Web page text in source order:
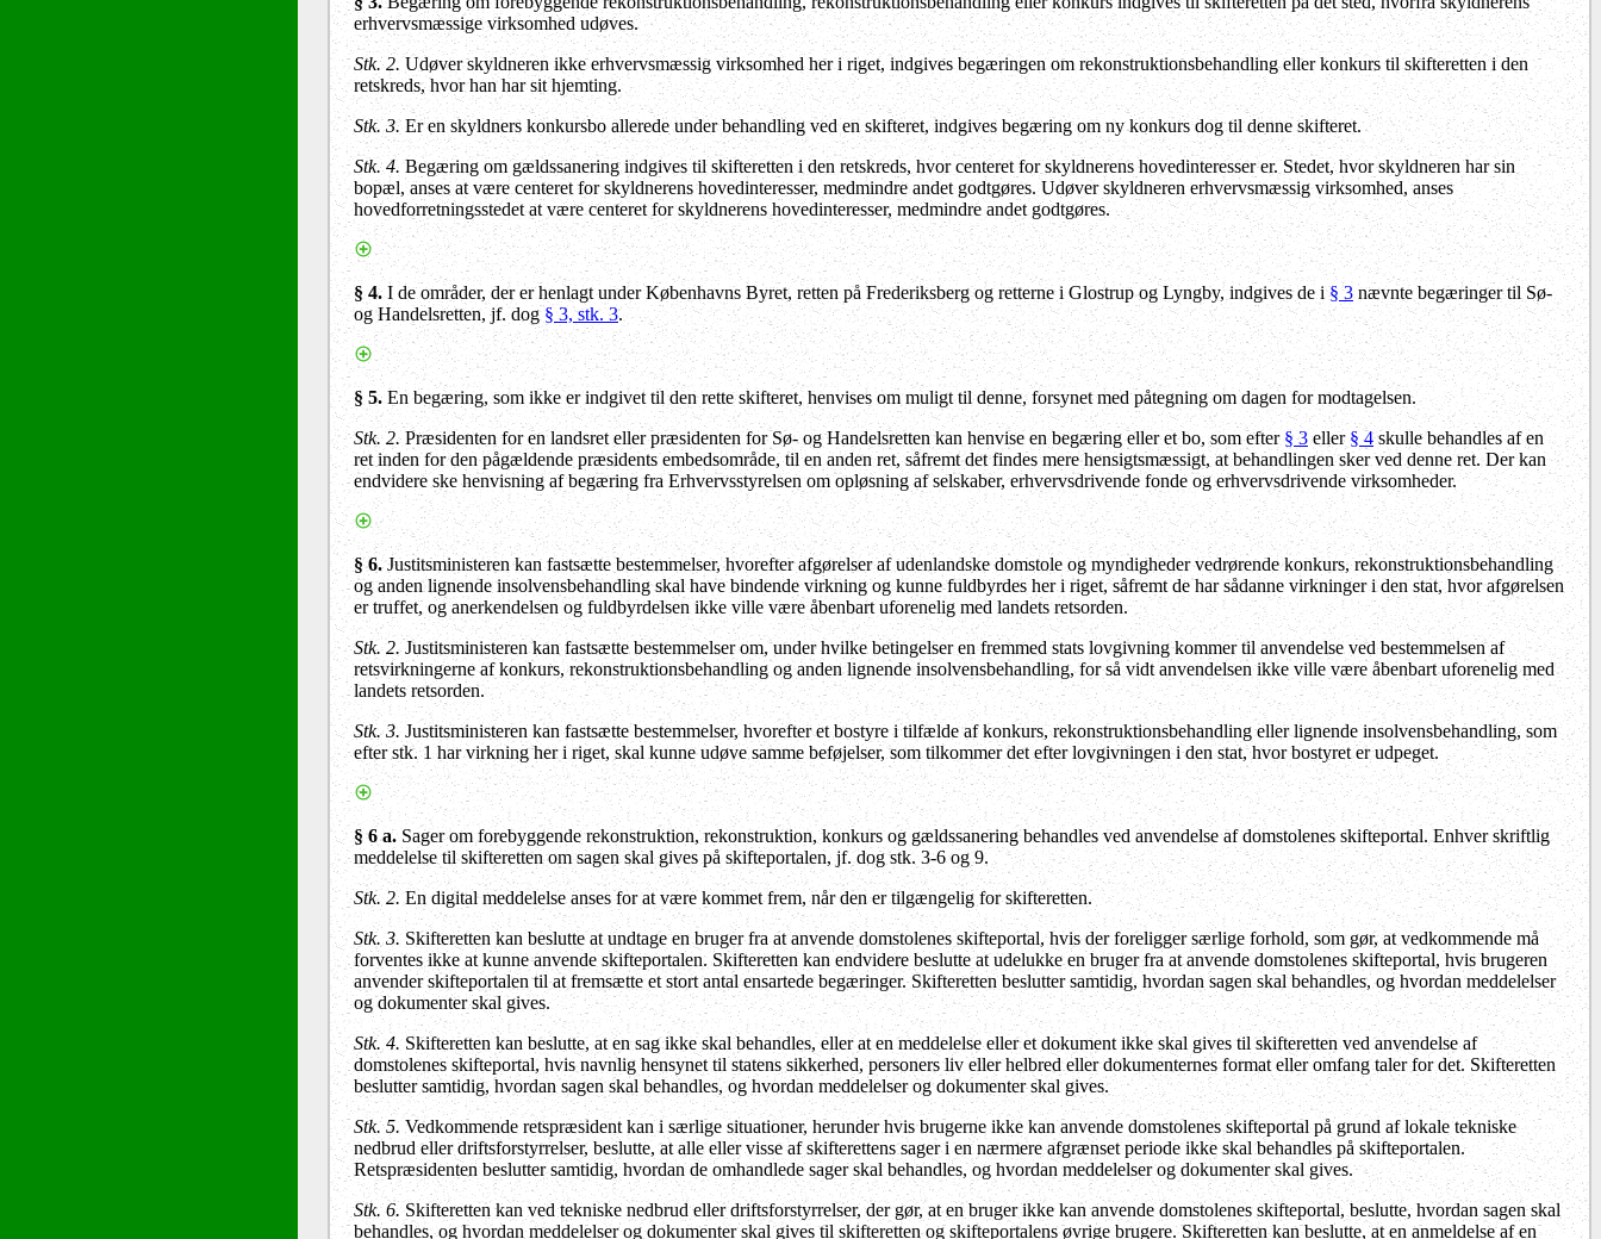
erhvervsmæssige virksomhed udøves.
Stk. 2. Udøver skyldneren ikke erhvervsmæssig virksomhed her i riget, indgives begæringen om rekonstruktionsbehandling eller konkurs til skifteretten i den
retskreds, hvor han har sit hjemting.
Stk. 3.Er en skyldners konkursbo allerede under behandling ved en skifteret, indgives begæring om ny konkurs dog til denne skifteret.
Stk. 4. Begæring om gældssanering indgives til skifteretten i den retskreds, hvor centeret for skyldnerens hovedinteresser er. Stedet, hvor skyldneren har sin
bopæl, anses at være centeret for skyldnerens hovedinteresser, medmindre andet godtgøres. Udøver skyldneren erhvervsmæssig virksomhed, anses
hovedforretningsstedet at være centeret for skyldnerens hovedinteresser, medmindre andet godtgøres.
§ 4. I de områder, der er henlagt under Københavns Byret, retten på Frederiksberg og retterne i Glostrup og Lyngby, indgives de i§ 3 nævnte begæringer til Sø-
og Handelsretten, jf. dog § 3, stk. 3.
§ 5. En begæring, som ikke er indgivet til den rette skifteret, henvises om muligt til denne, forsynet med påtegning om dagen for modtagelsen.
Stk. 2.Præsidenten for en landsret eller præsidenten for Sø- og Handelsretten kan henvise en begæring eller et bo, som efter § 3 eller § 4skulle behandles af en
ret inden for den pågældende præsidents embedsområde, til en anden ret, såfremt det findes mere hensigtsmæssigt, at behandlingen sker ved denne ret. Der kan
endvidere ske henvisning af begæring fra Erhvervsstyrelsen om opløsning af selskaber, erhvervsdrivende fonde og erhvervsdrivende virksomheder.
§ 6.Justitsministeren kan fastsætte bestemmelser, hvorefter afgørelser af udenlandske domstole og myndigheder vedrørende konkurs,rekonstruktionsbehandling
og anden lignende insolvensbehandling skal have bindende virkning og kunne fuldbyrdes her i riget, såfremt de har sådanne virkninger i den stat, hvor afgørelsen
er truffet, og anerkendelsen og fuldbyrdelsen ikke ville være åbenbart uforenelig med landets retsorden.
Stk. 2.Justitsministeren kan fastsætte bestemmelser om, under hvilke betingelser en fremmed stats lovgivning kommer til anvendelse ved bestemmelsen af
retsvirkningerne af konkurs,rekonstruktionsbehandlingog anden lignende insolvensbehandling, for så vidt anvendelsen ikke ville være åbenbart uforenelig med
landets retsorden.
Stk. 3. Justitsministeren kan fastsætte bestemmelser, hvorefter et bostyre i tilfælde af konkurs,rekonstruktionsbehandlingeller lignende insolvensbehandling, som
efter stk. 1 har virkning her i riget, skal kunne udøve samme beføjelser, som tilkommer det efter lovgivningen i den stat, hvor bostyret er udpeget.
§ 6 a. Sager om forebyggende rekonstruktion, rekonstruktion, konkurs og gældssanering behandles ved anvendelse af domstolenes skifteportal. Enhver skriftlig
meddelelse til skifteretten om sagen skal gives på skifteportalen, jf. dog stk. 3-6 og 9.
Stk. 2. En digital meddelelse anses for at være kommet frem, når den er tilgængelig for skifteretten.
Stk. 3. Skifteretten kan beslutte at undtage en bruger fra at anvende domstolenes skifteportal, hvis der foreligger særlige forhold, som gør, at vedkommende må
forventes ikke at kunne anvende skifteportalen. Skifteretten kan endvidere beslutte at udelukke en bruger fra at anvende domstolenes skifteportal, hvis brugeren
anvender skifteportalen til at fremsætte et stort antal ensartede begæringer. Skifteretten beslutter samtidig, hvordan sagen skal behandles, og hvordan meddelelser
og dokumenter skal gives.
Stk. 4. Skifteretten kan beslutte, at en sag ikke skal behandles, eller at en meddelelse eller et dokument ikke skal gives til skifteretten ved anvendelse af
domstolenes skifteportal, hvis navnlig hensynet til statens sikkerhed, personers liv eller helbred eller dokumenternes format eller omfang taler for det. Skifteretten
beslutter samtidig, hvordan sagen skal behandles, og hvordan meddelelser og dokumenter skal gives.
Stk. 5. Vedkommende retspræsident kan i særlige situationer, herunder hvis brugerne ikke kan anvende domstolenes skifteportal på grund af lokale tekniske
nedbrud eller driftsforstyrrelser, beslutte, at alle eller visse af skifterettens sager i en nærmere afgrænset periode ikke skal behandles på skifteportalen.
Retspræsidenten beslutter samtidig, hvordan de omhandlede sager skal behandles, og hvordan meddelelser og dokumenter skal gives.
Stk. 6. Skifteretten kan ved tekniske nedbrud eller driftsforstyrrelser, der gør, at en bruger ikke kan anvende domstolenes skifteportal, beslutte, hvordan sagen skal
behandles, og hvordan meddelelser og dokumenter skal gives til skifteretten og skifteportalens øvrige brugere. Skifteretten kan beslutte, at en anmeldelse af en